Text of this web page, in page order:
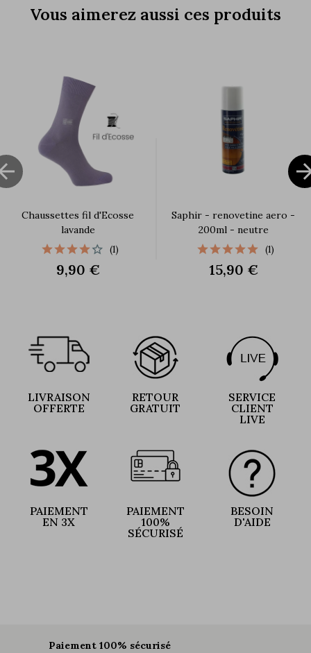
Vous aimerez aussi ces produits
Chaussettes fil d'Ecosse
lavande
(1)
9,90 €
Saphir - renovetine aero -
200ml - neutre
(1)
15,90 €
LIVRAISON
OFFERTE
RETOUR
GRATUIT
SERVICE
CLIENT
LIVE
PAIEMENT
EN 3X
PAIEMENT
100%
SÉCURISÉ
BESOIN
D'AIDE
Paiement 100% sécurisé